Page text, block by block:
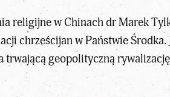
religijne w Chinach dr Marek
chrześcijan w Państwie
trwającą geopolityczną